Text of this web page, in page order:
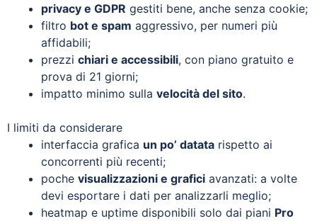
privacy e GDPR gestiti bene, anche senza cookie;
filtro bot e spam aggressivo, per numeri più
affidabili;
prezzi chiari e accessibili, con piano gratuito e
prova di 21 giorni;
impatto minimo sulla velocità del sito.
I limiti da considerare
interfaccia grafica un po’ datata rispetto ai
concorrenti più recenti;
poche visualizzazioni e grafici avanzati: a volte
devi esportare i dati per analizzarli meglio;
heatmap e uptime disponibili solo dai piani Pro